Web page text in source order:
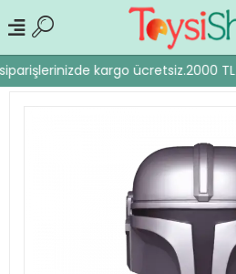
kargo ücretsiz.2000